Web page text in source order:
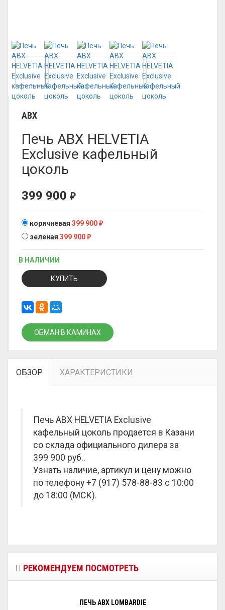
ABX
Печь ABX HELVETIA
Exclusive кафельный
цоколь
399 900 ₽
коричневая 399 900 ₽
зеленая 399 900 ₽
В НАЛИЧИИ
КУПИТЬ
ОБМАН В КАМИНАХ
ОБЗОР ХАРАКТЕРИСТИКИ
Печь ABX HELVETIA Exclusive
кафельный цоколь продается в Казани
со склада официального дилера за
399 900 руб..
Узнать наличие, артикул и цену можно
по телефону +7 (917) 578-88-83 с 10:00
до 18:00 (МСК).
РЕКОМЕНДУЕМ ПОСМОТРЕТЬ
ПЕЧЬ ABX LOMBARDIE